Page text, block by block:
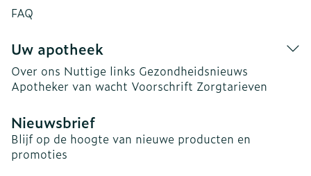
FAQ
Uw apotheek
Over ons Nuttige links Gezondheidsnieuws
Apotheker van wacht Voorschrift Zorgtarieven
Nieuwsbrief
Blijf op de hoogte van nieuwe producten en
promoties